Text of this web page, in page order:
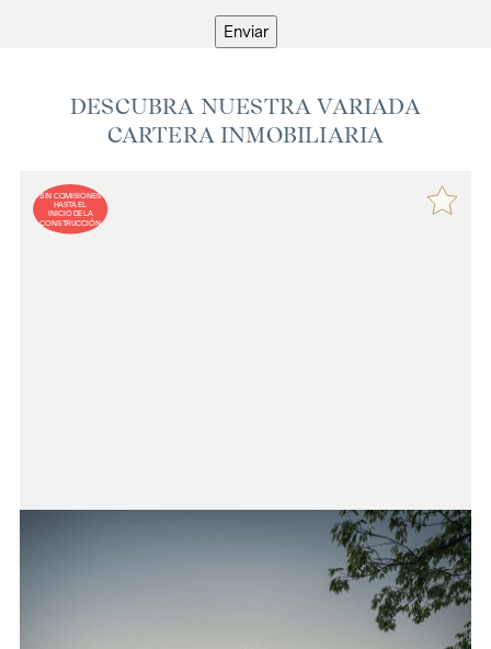
Enviar
DESCUBRA NUESTRA VARIADA
CARTERA INMOBILIARIA
SIN COMISIONES
HASTA EL
INICIO DE LA
CONSTRUCCIÓN